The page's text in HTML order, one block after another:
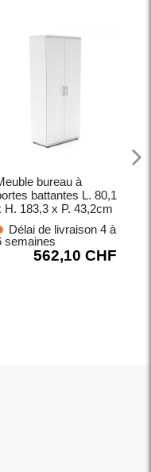
bureau à
battantes L. 80,1
H. 183,3 x P. 43,2cm
Délai de livraison 4 à
semaines
562,10 CHF